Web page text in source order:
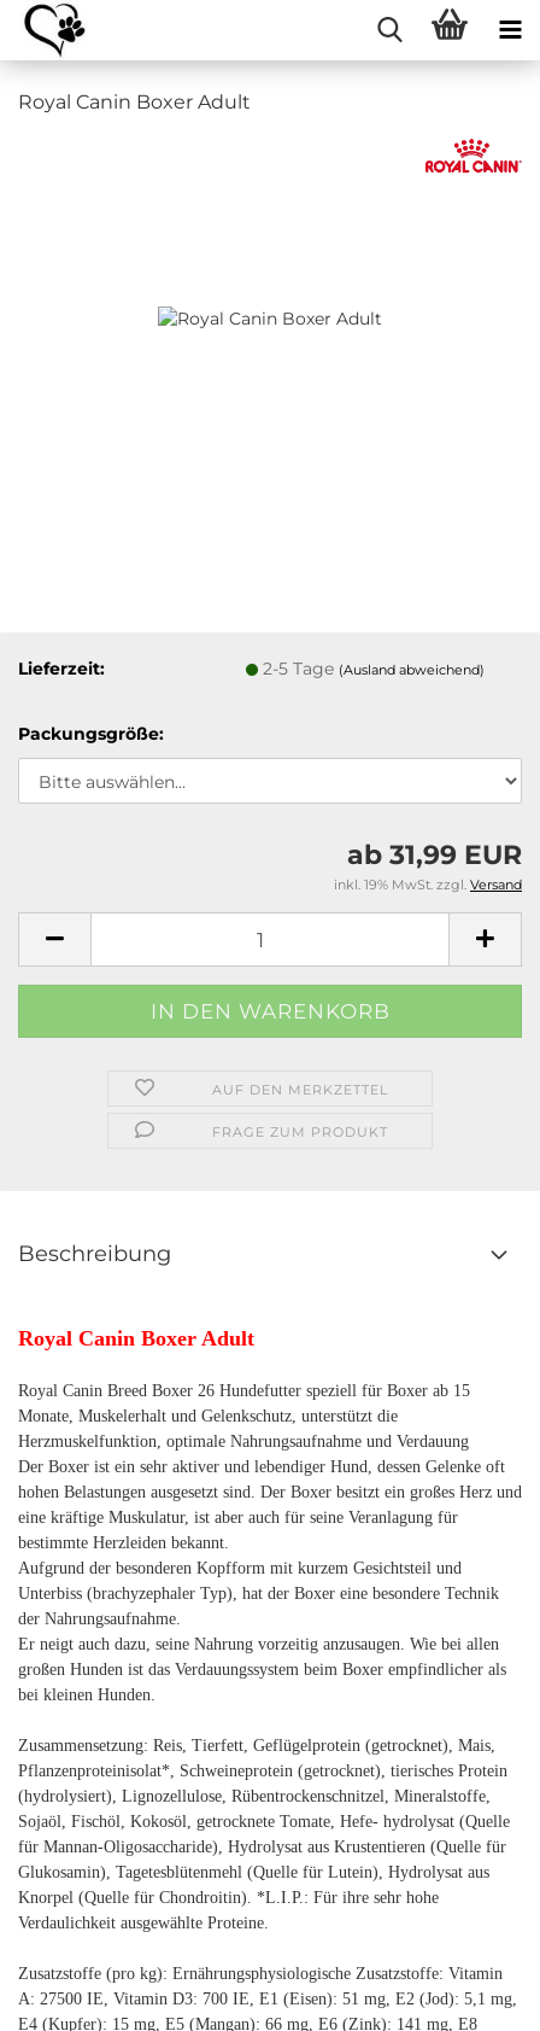
Royal Canin Boxer Adult
Lieferzeit: 2-5 Tage (Ausland abweichend)
Packungsgröße:
ab 31,99 EUR
inkl. 19% MwSt. zzgl. Versand
AUF DEN MERKZETTEL
FRAGE ZUM PRODUKT
Beschreibung
Royal Canin Boxer Adult
Royal Canin Breed Boxer 26 Hundefutter speziell für Boxer ab 15
Monate, Muskelerhalt und Gelenkschutz, unterstützt die
Herzmuskelfunktion, optimale Nahrungsaufnahme und Verdauung
Der Boxer ist ein sehr aktiver und lebendiger Hund, dessen Gelenke oft
hohen Belastungen ausgesetzt sind. Der Boxer besitzt ein großes Herz und
eine kräftige Muskulatur, ist aber auch für seine Veranlagung für
bestimmte Herzleiden bekannt.
Aufgrund der besonderen Kopfform mit kurzem Gesichtsteil und
Unterbiss (brachyzephaler Typ), hat der Boxer eine besondere Technik
der Nahrungsaufnahme.
Er neigt auch dazu, seine Nahrung vorzeitig anzusaugen. Wie bei allen
großen Hunden ist das Verdauungssystem beim Boxer empfindlicher als
bei kleinen Hunden.
Zusammensetzung: Reis, Tierfett, Geflügelprotein (getrocknet), Mais,
Pflanzenproteinisolat*, Schweineprotein (getrocknet), tierisches Protein
(hydrolysiert), Lignozellulose, Rübentrockenschnitzel, Mineralstoffe,
Sojaöl, Fischöl, Kokosöl, getrocknete Tomate, Hefe- hydrolysat (Quelle
für Mannan-Oligosaccharide), Hydrolysat aus Krustentieren (Quelle für
Glukosamin), Tagetesblütenmehl (Quelle für Lutein), Hydrolysat aus
Knorpel (Quelle für Chondroitin). *L.I.P.: Für ihre sehr hohe
Verdaulichkeit ausgewählte Proteine.
Zusatzstoffe (pro kg): Ernährungsphysiologische Zusatzstoffe: Vitamin
A: 27500 IE, Vitamin D3: 700 IE, E1 (Eisen): 51 mg, E2 (Jod): 5,1 mg,
E4 (Kupfer): 15 mg, E5 (Mangan): 66 mg, E6 (Zink): 141 mg, E8